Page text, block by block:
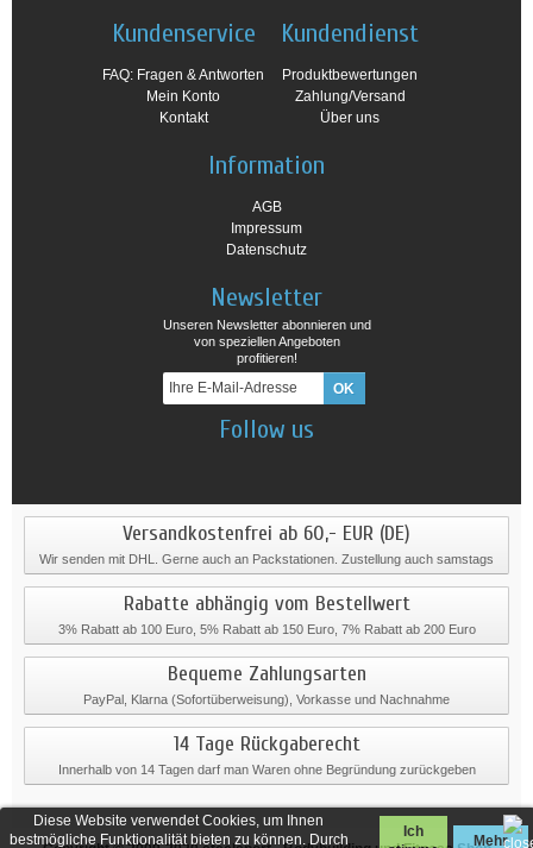
Diese Website verwendet Cookies, um Ihnen
bestmögliche Funktionalität bieten zu können. Durch
Ich
Mehr
Kundenservice
FAQ: Fragen & Antworten
Mein Konto
Kontakt
Kundendienst
Produktbewertungen
Zahlung/Versand
Über uns
Information
AGB
Impressum
Datenschutz
Newsletter
Unseren Newsletter abonnieren und
von speziellen Angeboten
profitieren!
Follow us
Versandkostenfrei ab 60,- EUR (DE)
Wir senden mit DHL. Gerne auch an Packstationen. Zustellung auch samstags
Rabatte abhängig vom Bestellwert
3% Rabatt ab 100 Euro, 5% Rabatt ab 150 Euro, 7% Rabatt ab 200 Euro
Bequeme Zahlungsarten
PayPal, Klarna (Sofortüberweisung), Vorkasse und Nachnahme
14 Tage Rückgaberecht
Innerhalb von 14 Tagen darf man Waren ohne Begründung zurückgeben